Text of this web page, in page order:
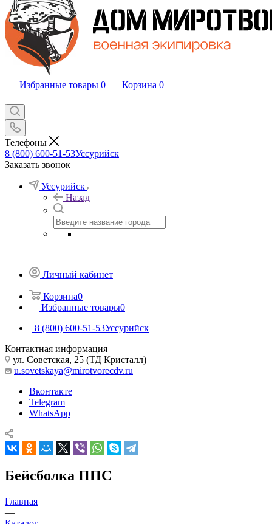
Избранные товары 0 Корзина 0
Телефоны
8 (800) 600-51-53Уссурийск
Заказать звонок
Уссурийск
Назад
Личный кабинет
Корзина0
Избранные товары0
8 (800) 600-51-53Уссурийск
Контактная информация
ул. Советская, 25 (ТД Кристалл)
u.sovetskaya@mirotvorecdv.ru
Вконтакте
Telegram
WhatsApp
Бейсболка ППС
Главная
—